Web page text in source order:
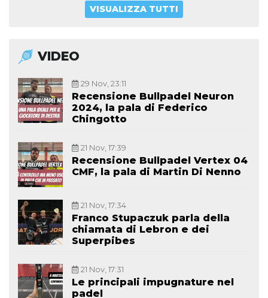
VISUALIZZA TUTTI
VIDEO
29 Nov, 23:11
Recensione Bullpadel Neuron
2024, la pala di Federico
Chingotto
21 Nov, 17:39
Recensione Bullpadel Vertex 04
CMF, la pala di Martin Di Nenno
21 Nov, 17:34
Franco Stupaczuk parla della
chiamata di Lebron e dei
Superpibes
21 Nov, 17:31
Le principali impugnature nel
padel